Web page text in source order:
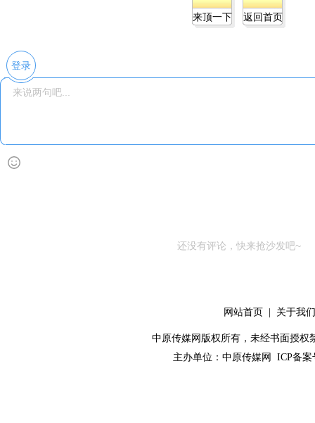
来顶一下 返回首页
登录
还没有评论，快来抢沙发吧~
网站首页 关于我们
中原传媒网版权所有，未经书面授权
主办单位： 中原传媒网 ICP备案